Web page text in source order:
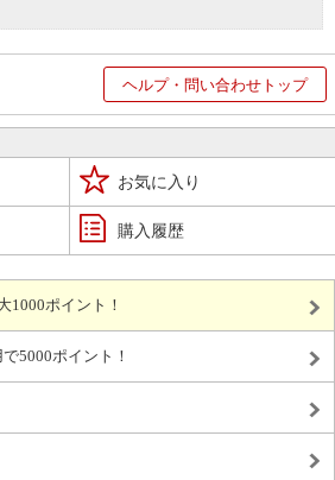
ヘルプ・問い合わせトップ
お気に入り
購入履歴
1000ポイント！
5000ポイント！